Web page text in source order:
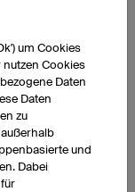
um Cookies
nutzen Cookies
Daten
Daten
zu
und
Dabei